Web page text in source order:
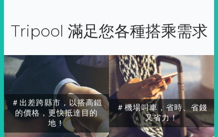
Tripool 滿足您各種搭乘需求
＃出差跨縣市，以搭高鐵
的價格，更快抵達目的
地！
＃機場叫車，省時、省錢
又省力！